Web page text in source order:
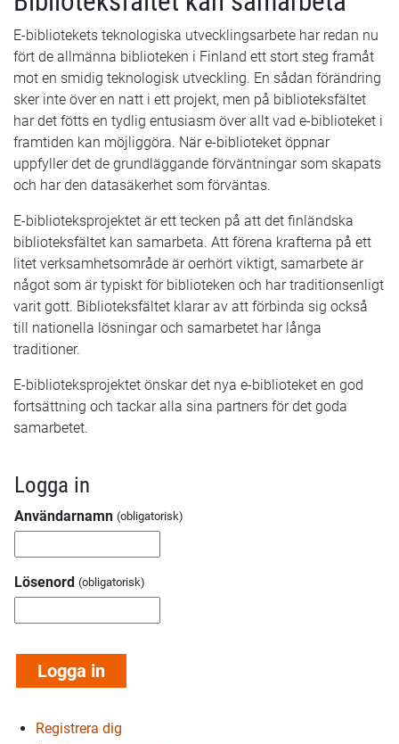
E-bibliotekets teknologiska utvecklingsarbete har redan nu
fört de allmänna biblioteken i Finland ett stort steg framåt
mot en smidig teknologisk utveckling. En sådan förändring
sker inte över en natt i ett projekt, men på biblioteksfältet
har det fötts en tydlig entusiasm över allt vad e-biblioteket i
framtiden kan möjliggöra. När e-biblioteket öppnar
uppfyller det de grundläggande förväntningar som skapats
och har den datasäkerhet som förväntas.
E-biblioteksprojektet är ett tecken på att det finländska
biblioteksfältet kan samarbeta. Att förena krafterna på ett
litet verksamhetsområde är oerhört viktigt, samarbete är
något som är typiskt för biblioteken och har traditionsenligt
varit gott. Biblioteksfältet klarar av att förbinda sig också
till nationella lösningar och samarbetet har långa
traditioner.
E-biblioteksprojektet önskar det nya e-biblioteket en god
fortsättning och tackar alla sina partners för det goda
samarbetet.
Logga in
Användarnamn
Lösenord
Registrera dig